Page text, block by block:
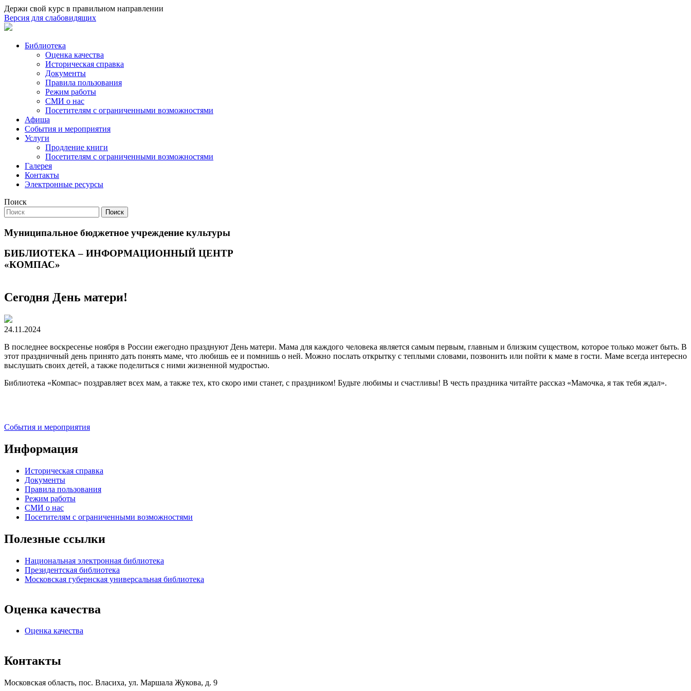
Держи свой курс в правильном направлении
Версия для слабовидящих
Библиотека
Оценка качества
Историческая справка
Документы
Правила пользования
Режим работы
СМИ о нас
Посетителям с ограниченными возможностями
Афиша
События и мероприятия
Услуги
Продление книги
Посетителям с ограниченными возможностями
Галерея
Контакты
Электронные ресурсы
Поиск
Поиск
Муниципальное бюджетное учреждение культуры
БИБЛИОТЕКА – ИНФОРМАЦИОННЫЙ ЦЕНТР
«КОМПАС»
Сегодня День матери!
24.11.2024
В последнее воскресенье ноября в России ежегодно празднуют День матери. Мама для каждого человека является самым первым, главным и близким существом, которое только может быть. В
этот праздничный день принято дать понять маме, что любишь ее и помнишь о ней. Можно послать открытку с теплыми словами, позвонить или пойти к маме в гости. Маме всегда интересно
выслушать своих детей, а также поделиться с ними жизненной мудростью.
Библиотека «Компас» поздравляет всех мам, а также тех, кто скоро ими станет, с праздником! Будьте любимы и счастливы! В честь праздника читайте рассказ «Мамочка, я так тебя ждал».
События и мероприятия
Информация
Историческая справка
Документы
Правила пользования
Режим работы
СМИ о нас
Посетителям с ограниченными возможностями
Полезные ссылки
Национальная электронная библиотека
Президентская библиотека
Московская губернская универсальная библиотека
Оценка качества
Оценка качества
Контакты
Московская область, пос. Власиха, ул. Маршала Жукова, д. 9